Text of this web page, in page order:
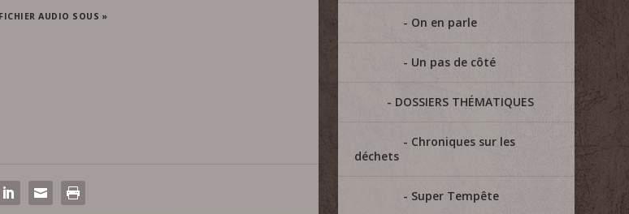
AUDIO SOUS » On en parle
Un pas de côté
DOSSIERS THÉMATIQUES
Chroniques sur les
déchets
Super Tempête